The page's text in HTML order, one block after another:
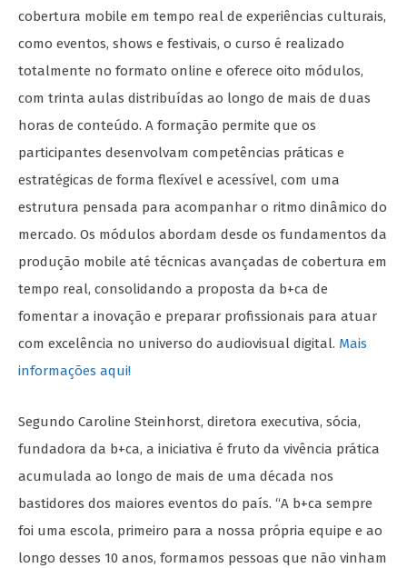
cobertura mobile em tempo real de experiências culturais,
como eventos, shows e festivais, o curso é realizado
totalmente no formato online e oferece oito módulos,
com trinta aulas distribuídas ao longo de mais de duas
horas de conteúdo. A formação permite que os
participantes desenvolvam competências práticas e
estratégicas de forma flexível e acessível, com uma
estrutura pensada para acompanhar o ritmo dinâmico do
mercado. Os módulos abordam desde os fundamentos da
produção mobile até técnicas avançadas de cobertura em
tempo real, consolidando a proposta da b+ca de
fomentar a inovação e preparar profissionais para atuar
com excelência no universo do audiovisual digital. Mais
informações aqui!
Segundo Caroline Steinhorst, diretora executiva, sócia,
fundadora da b+ca, a iniciativa é fruto da vivência prática
acumulada ao longo de mais de uma década nos
bastidores dos maiores eventos do país. “A b+ca sempre
foi uma escola, primeiro para a nossa própria equipe e ao
longo desses 10 anos, formamos pessoas que não vinham